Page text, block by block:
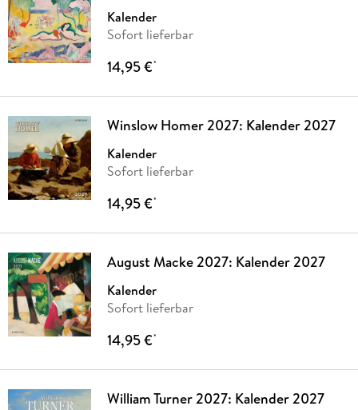
Kalender
Sofort lieferbar
14,95 €*
Winslow Homer 2027: Kalender 2027
Kalender
Sofort lieferbar
14,95 €*
August Macke 2027: Kalender 2027
Kalender
Sofort lieferbar
14,95 €*
William Turner 2027: Kalender 2027